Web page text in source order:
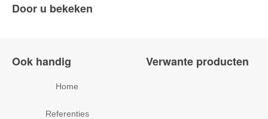
Door u bekeken
Ook handig
Home
Referenties
Verwante producten